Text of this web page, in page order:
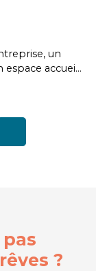
un
accueil,
: 1 728
#Baden,
Noyalo,
?